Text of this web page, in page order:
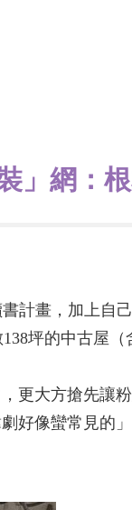
」網：
計畫，加上自
坪的中古屋（
更大方搶先讓
好像蠻常見的」